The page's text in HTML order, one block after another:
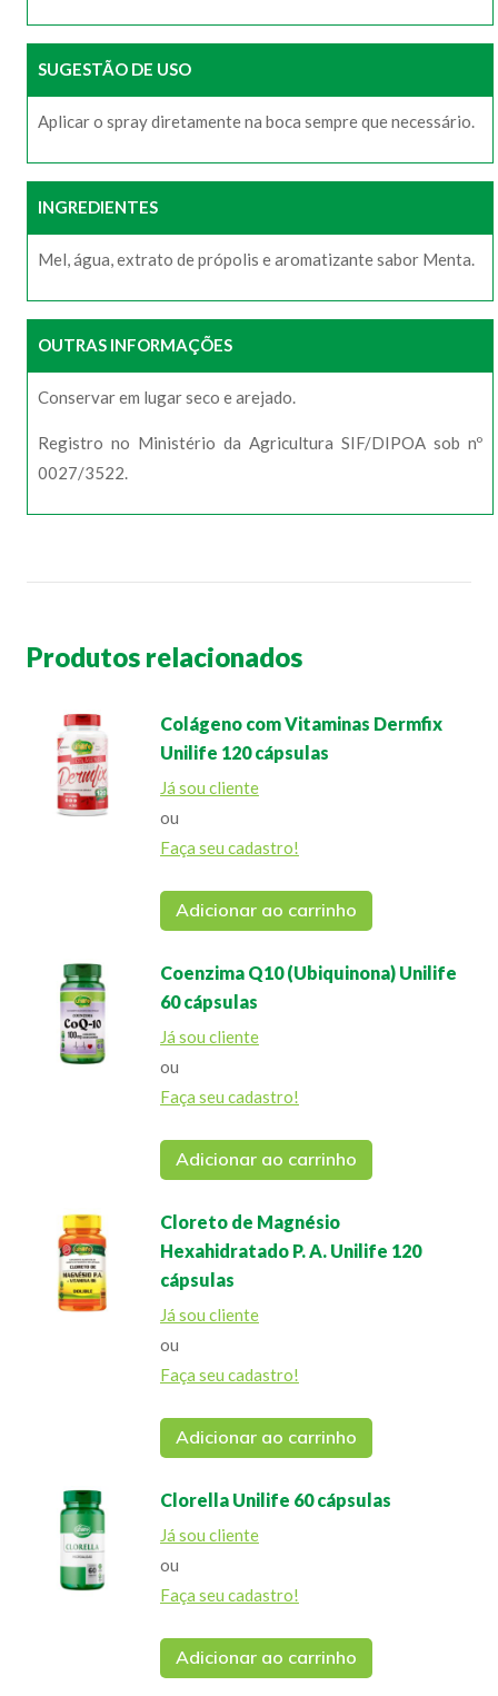
SUGESTÃO DE USO
Aplicar o spray diretamente na boca sempre que necessário.
INGREDIENTES
Mel, água, extrato de própolis e aromatizante sabor Menta.
OUTRAS INFORMAÇÕES
Conservar em lugar seco e arejado.
Registro no Ministério da Agricultura SIF/DIPOA sob nº
0027/3522.
Produtos relacionados
Colágeno com Vitaminas Dermfix
Unilife 120 cápsulas
Já sou cliente
ou
Faça seu cadastro!
Adicionar ao carrinho
Coenzima Q10 (Ubiquinona) Unilife
60 cápsulas
Já sou cliente
ou
Faça seu cadastro!
Adicionar ao carrinho
Cloreto de Magnésio
Hexahidratado P. A. Unilife 120
cápsulas
Já sou cliente
ou
Faça seu cadastro!
Adicionar ao carrinho
Clorella Unilife 60 cápsulas
Já sou cliente
ou
Faça seu cadastro!
Adicionar ao carrinho